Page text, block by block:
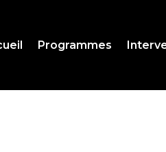
Programmes